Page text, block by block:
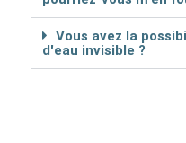
Vous avez la
d'eau invisible ?